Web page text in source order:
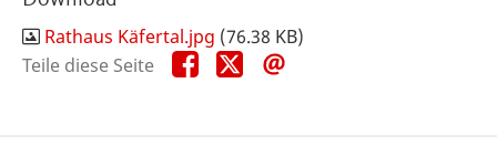
Rathaus Käfertal.jpg (76.38 KB)
Teile diese Seite
Teile
diese
Teile
diese